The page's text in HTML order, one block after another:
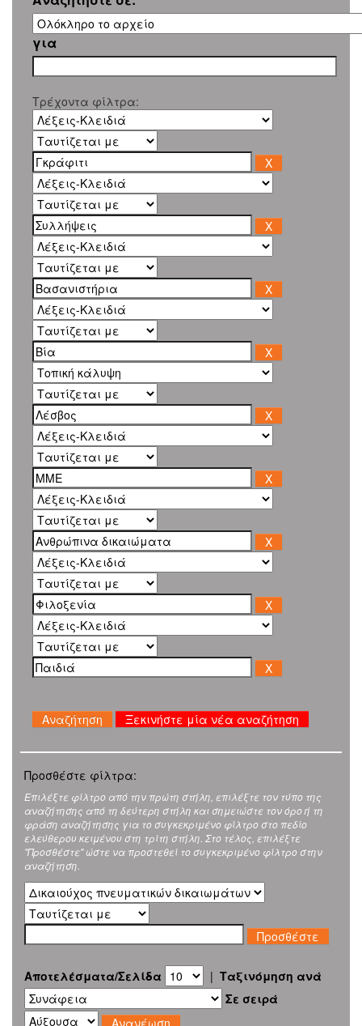
για
Τρέχοντα φίλτρα:
Ξεκινήστε μία νέα αναζήτηση
Προσθέστε φίλτρα:
Επιλέξτε φίλτρο από την πρώτη στήλη, επιλέξτε τον τύπο της
αναζήτησης από τη δεύτερη στήλη και σημειώστε τον όρο ή τη
φράση αναζήτησης για το συγκεκριμένο φίλτρο στο πεδίο
ελεύθερου κειμένου στη τρίτη στήλη. Στο τέλος, επιλέξτε
"Προσθέστε" ώστε να προστεθεί το συγκεκριμένο φίλτρο στην
αναζήτηση.
Αποτελέσματα/Σελίδα | Ταξινόμηση ανά
Σε σειρά